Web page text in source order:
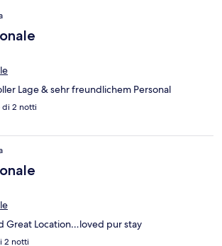
Lage & sehr freundlichem Personal
di 2 notti
Great Location…loved pur stay
2 notti